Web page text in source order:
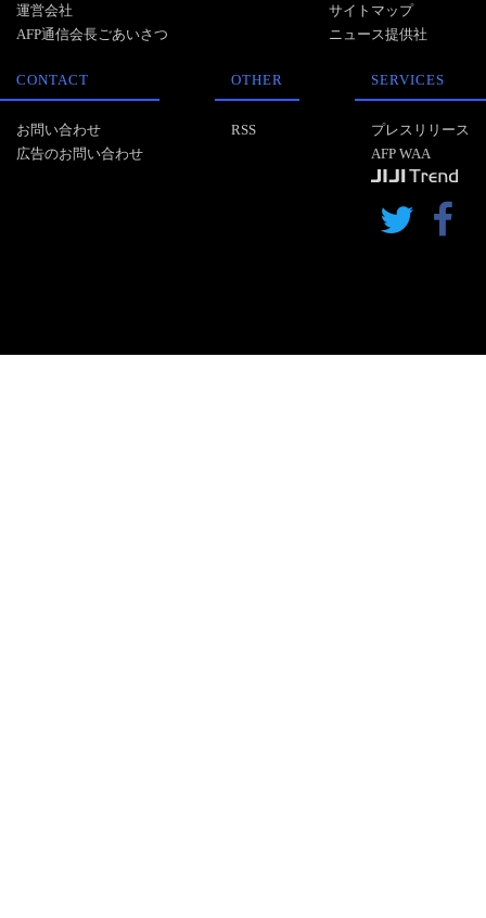
運営会社
AFP通信会長ごあいさつ
サイトマップ
ニュース提供社
CONTACT
お問い合わせ
広告のお問い合わせ
OTHER
RSS
SERVICES
プレスリリース
AFP WAA